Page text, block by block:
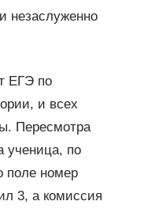
незаслуженно
ЕГЭ по
и всех
Пересмотра
ученица, по
поле номер
3, а комиссия